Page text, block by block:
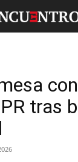
con
tras